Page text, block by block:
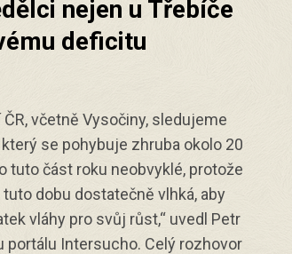
nejen u Třebíče
deficitu
včetně Vysočiny, sledujeme
se pohybuje zhruba okolo 20
tuto část roku neobvyklé, protože
dobu dostatečně vlhká, aby
vláhy pro svůj růst,“ uvedl Petr
portálu Intersucho. Celý rozhovor